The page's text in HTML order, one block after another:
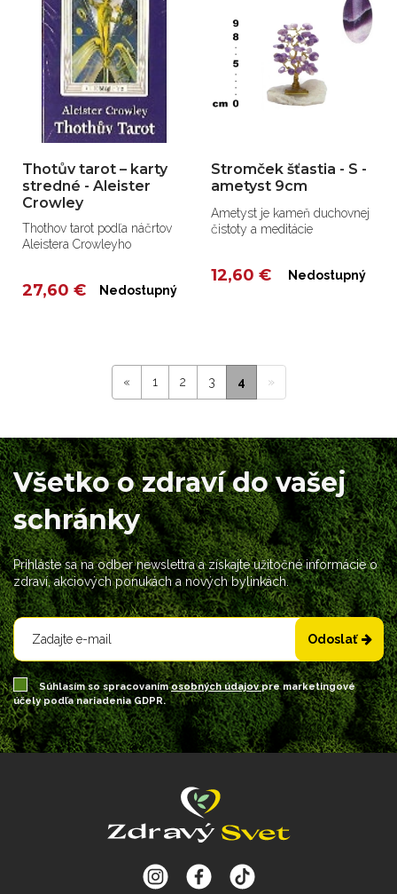
Thotův tarot – karty
stredné - Aleister
Crowley
Thothov tarot podľa náčrtov
Aleistera Crowleyho
27,60 € Nedostupný
Stromček šťastia - S -
ametyst 9cm
Ametyst je kameň duchovnej
čistoty a meditácie
12,60 € Nedostupný
« 1 2 3 4 »
Všetko o zdraví do vašej
schránky
Prihláste sa na odber newslettra a získajte užitočné informácie o
zdraví, akciových ponukách a nových bylinkách.
Odoslať
Súhlasím so spracovanímosobných údajovpre marketingové
účely podľa nariadenia GDPR.